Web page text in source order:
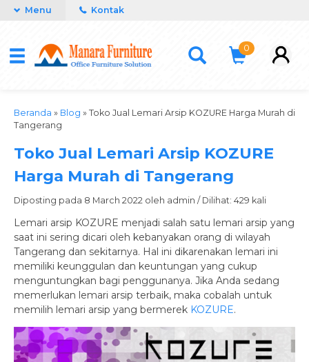
Menu Kontak
0
Beranda » Blog » Toko Jual Lemari Arsip KOZURE Harga Murah di
Tangerang
Toko Jual Lemari Arsip KOZURE
Harga Murah di Tangerang
Diposting pada 8 March 2022 oleh admin / Dilihat: 429 kali
Lemari arsip KOZURE menjadi salah satu lemari arsip yang
saat ini sering dicari oleh kebanyakan orang di wilayah
Tangerang dan sekitarnya. Hal ini dikarenakan lemari ini
memiliki keunggulan dan keuntungan yang cukup
menguntungkan bagi penggunanya. Jika Anda sedang
memerlukan lemari arsip terbaik, maka cobalah untuk
memilih lemari arsip yang bermerek KOZURE.